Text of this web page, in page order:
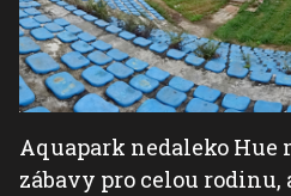
Aquapark nedaleko Hue
zábavy pro celou rodinu,